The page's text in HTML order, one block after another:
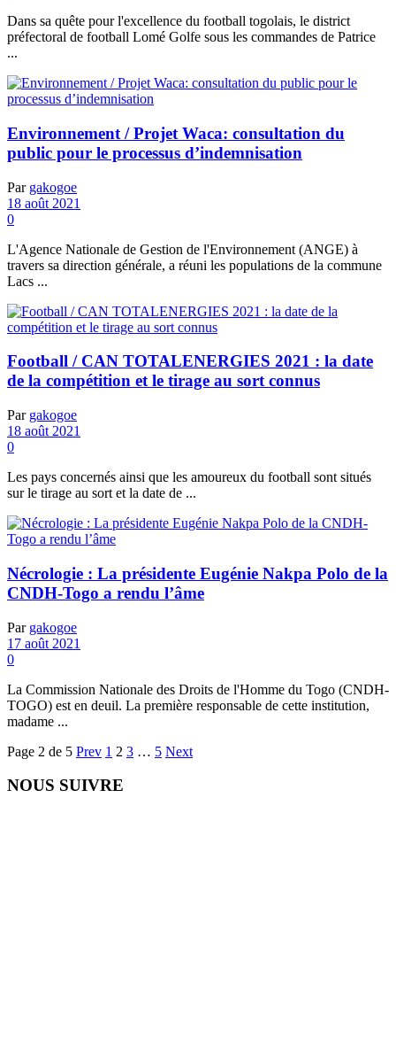
Dans sa quête pour l'excellence du football togolais, le district
préfectoral de football Lomé Golfe sous les commandes de Patrice
...
Environnement / Projet Waca: consultation du
public pour le processus d’indemnisation
Par gakogoe
18 août 2021
0
L'Agence Nationale de Gestion de l'Environnement (ANGE) à
travers sa direction générale, a réuni les populations de la commune
Lacs ...
Football / CAN TOTALENERGIES 2021 : la date
de la compétition et le tirage au sort connus
Par gakogoe
18 août 2021
0
Les pays concernés ainsi que les amoureux du football sont situés
sur le tirage au sort et la date de ...
Nécrologie : La présidente Eugénie Nakpa Polo de la
CNDH-Togo a rendu l’âme
Par gakogoe
17 août 2021
0
La Commission Nationale des Droits de l'Homme du Togo (CNDH-
TOGO) est en deuil. La première responsable de cette institution,
madame ...
Page 2 de 5 Prev 1 2 3 … 5 Next
NOUS SUIVRE